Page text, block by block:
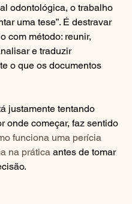
odontológica, o trabalho
uma tese”. É destravar
com método: reunir,
e traduzir
o que os documentos
justamente tentando
onde começar, faz sentido
funciona uma perícia
na prática antes de tomar